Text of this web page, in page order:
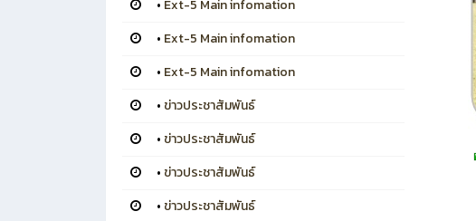
• Ext-5 Main infomation
• Ext-5 Main infomation
• Ext-5 Main infomation
• ข่าวประชาสัมพันธ์
• ข่าวประชาสัมพันธ์
• ข่าวประชาสัมพันธ์
• ข่าวประชาสัมพันธ์